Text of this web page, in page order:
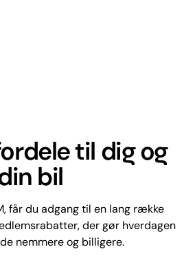
til dig og
bil
får du adgang til en lang række
der gør hverdagen
nemmere og billigere.